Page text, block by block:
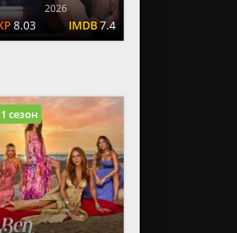
2026
8.03 7.4
1 сезон